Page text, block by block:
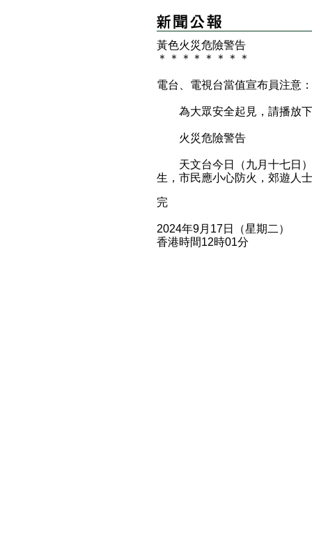
黃色火災危險警告
＊
＊ ＊ ＊ ＊ ＊ ＊ ＊
電台、電視台當值宣布員注意：
為大眾安全起見，請播放下
火災危險警告
天文台今日（九月十七日）
生，市民應小心防火，郊遊人
完
2024年9月17日（星期二）
香港時間12時01分